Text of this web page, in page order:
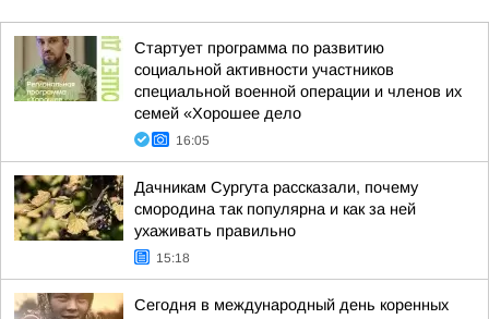
Стартует программа по развитию
социальной активности участников
специальной военной операции и членов их
семей «Хорошее дело
16:05
Дачникам Сургута рассказали, почему
смородина так популярна и как за ней
ухаживать правильно
15:18
Сегодня в международный день коренных